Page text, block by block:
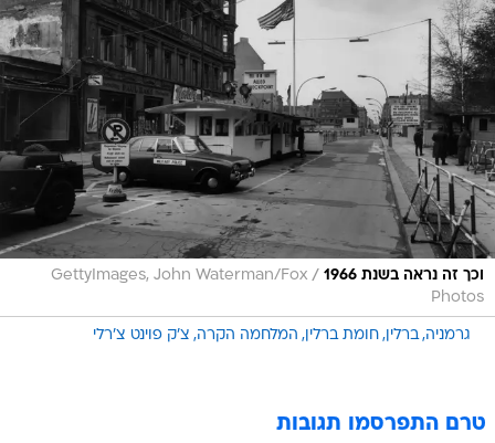
וכך זה נראה בשנת 1966 /
GettyImages, John Waterman/Fox
Photos
גרמניה ברלין חומת ברלין המלחמה הקרה צ'ק פוינט צ'רלי
טרם התפרסמו תגובות